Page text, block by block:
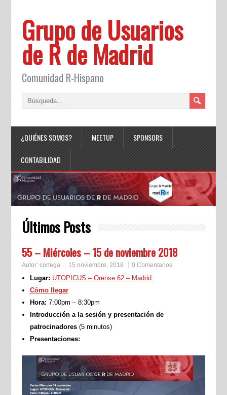
Grupo de Usuarios
de R de Madrid
Comunidad R-Hispano
¿QUIÉNES SOMOS? MEETUP SPONSORS
CONTABILIDAD
Últimos Posts
55 – Miércoles – 15 de noviembre 2018
Autor: cortega 15 noviembre, 2018 0 Comentarios
Lugar: UTOPICUS – Orense 62 – Madrid
Cómo llegar
Hora: 7:00pm – 8:30pm
Introducción a la sesión y presentación de
patrocinadores(5 minutos)
Presentaciones: